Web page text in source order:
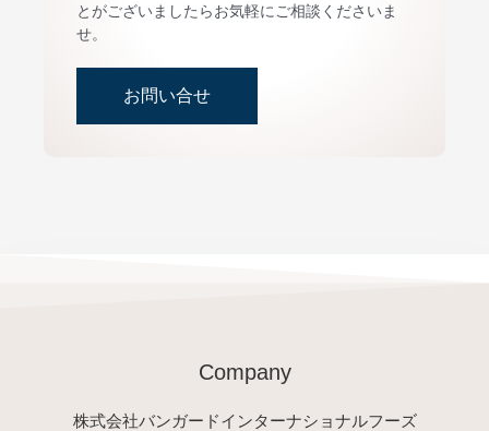
とがございましたらお気軽にご相談くださいま
せ。
お問い合せ
Company
株式会社バンガードインターナショナルフーズ